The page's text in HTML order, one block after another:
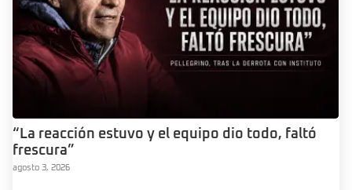
“La reacción estuvo y el equipo dio todo, faltó
frescura”
agosto 3, 2026